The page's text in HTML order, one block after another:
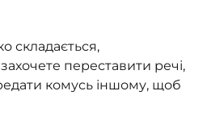
складається,
переставити речі,
комусь іншому, щоб